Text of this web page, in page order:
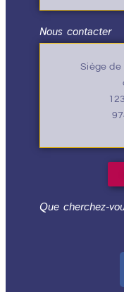
Nous contacter
Siège de
Que cherchez-